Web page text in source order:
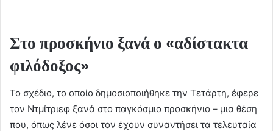
Στο προσκήνιο ξανά ο «αδίστακτα
φιλόδοξος»
Το σχέδιο, το οποίο δημοσιοποιήθηκε την Τετάρτη, έφερε
τον Ντμίτριεφ ξανά στο παγκόσμιο προσκήνιο – μια θέση
που, όπως λένε όσοι τον έχουν συναντήσει τα τελευταία